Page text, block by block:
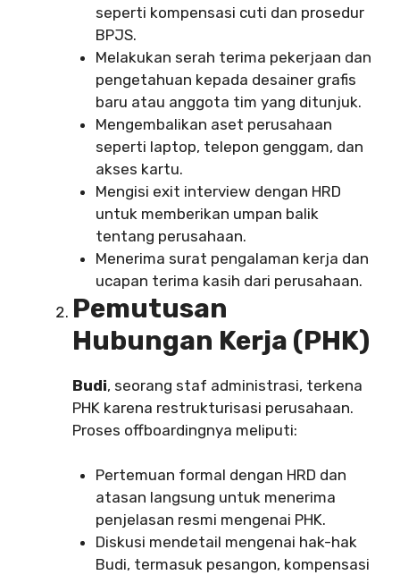
seperti kompensasi cuti dan prosedur
BPJS.
Melakukan serah terima pekerjaan dan
pengetahuan kepada desainer grafis
baru atau anggota tim yang ditunjuk.
Mengembalikan aset perusahaan
seperti laptop, telepon genggam, dan
akses kartu.
Mengisi exit interview dengan HRD
untuk memberikan umpan balik
tentang perusahaan.
Menerima surat pengalaman kerja dan
ucapan terima kasih dari perusahaan.
Pemutusan
Hubungan Kerja (PHK)
Budi, seorang staf administrasi, terkena
PHK karena restrukturisasi perusahaan.
Proses offboardingnya meliputi:
Pertemuan formal dengan HRD dan
atasan langsung untuk menerima
penjelasan resmi mengenai PHK.
Diskusi mendetail mengenai hak-hak
Budi, termasuk pesangon, kompensasi